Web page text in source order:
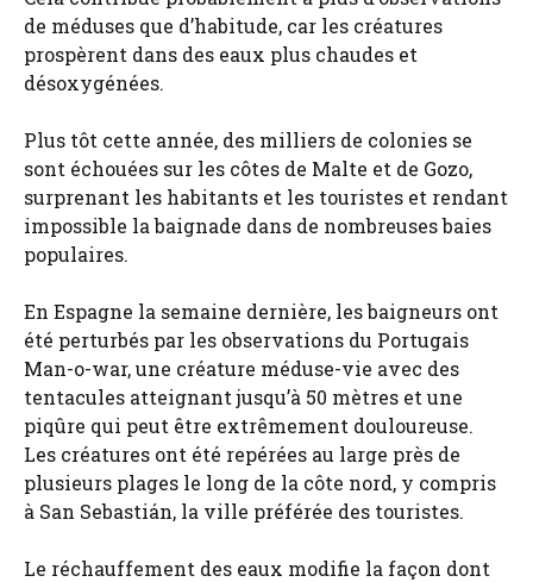
de méduses que d’habitude, car les créatures
prospèrent dans des eaux plus chaudes et
désoxygénées.
Plus tôt cette année, des milliers de colonies se
sont échouées sur les côtes de Malte et de Gozo,
surprenant les habitants et les touristes et rendant
impossible la baignade dans de nombreuses baies
populaires.
En Espagne la semaine dernière, les baigneurs ont
été perturbés par les observations du Portugais
Man-o-war, une créature méduse-vie avec des
tentacules atteignant jusqu’à 50 mètres et une
piqûre qui peut être extrêmement douloureuse.
Les créatures ont été repérées au large près de
plusieurs plages le long de la côte nord, y compris
à San Sebastián, la ville préférée des touristes.
Le réchauffement des eaux modifie la façon dont